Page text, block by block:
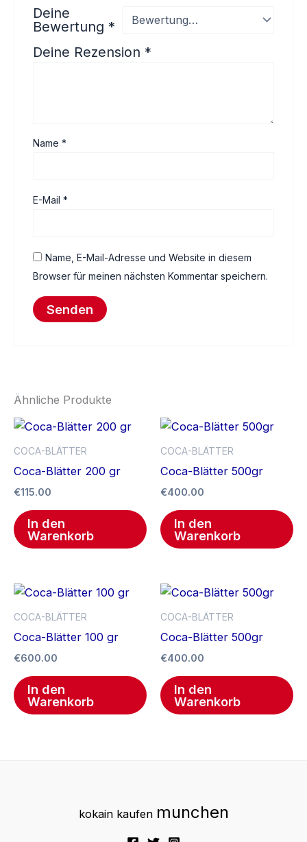
Deine
Bewertung *
Deine Rezension *
Name*
E-Mail*
Name, E-Mail-Adresse und Website in diesem
Browser für meinen nächsten Kommentar speichern.
Ähnliche Produkte
COCA-BLÄTTER
Coca-Blätter 200 gr
€115.00
In den
Warenkorb
COCA-BLÄTTER
Coca-Blätter 500gr
€400.00
In den
Warenkorb
COCA-BLÄTTER
Coca-Blätter 100 gr
€600.00
In den
Warenkorb
COCA-BLÄTTER
Coca-Blätter 500gr
€400.00
In den
Warenkorb
kokain kaufen munchen